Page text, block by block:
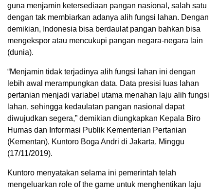
guna menjamin ketersediaan pangan nasional, salah satu
dengan tak membiarkan adanya alih fungsi lahan. Dengan
demikian, Indonesia bisa berdaulat pangan bahkan bisa
mengekspor atau mencukupi pangan negara-negara lain
(dunia).
“Menjamin tidak terjadinya alih fungsi lahan ini dengan
lebih awal merampungkan data. Data presisi luas lahan
pertanian menjadi variabel utama menahan laju alih fungsi
lahan, sehingga kedaulatan pangan nasional dapat
diwujudkan segera,” demikian diungkapkan Kepala Biro
Humas dan Informasi Publik Kementerian Pertanian
(Kementan), Kuntoro Boga Andri di Jakarta, Minggu
(17/11/2019).
Kuntoro menyatakan selama ini pemerintah telah
mengeluarkan role of the game untuk menghentikan laju